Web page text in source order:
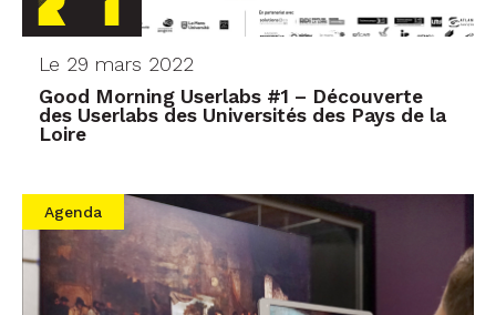
Le 29 mars 2022
Good Morning Userlabs #1 – Découverte
des Userlabs des Universités des Pays de la
Loire
Agenda